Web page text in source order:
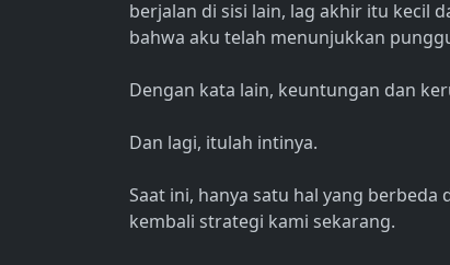
berjalan di sisi lain, lag akhir itu kecil
bahwa aku telah menunjukkan
Dengan kata lain, keuntungan dan
Dan lagi, itulah intinya.
Saat ini, hanya satu hal yang
kembali strategi kami sekarang.